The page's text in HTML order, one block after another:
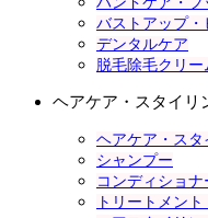
バストアップ・
デンタルケア
脱毛除毛クリー
ヘアケア・スタイリ
ヘアケア・ス
シャンプー
コンディショナ
トリートメン